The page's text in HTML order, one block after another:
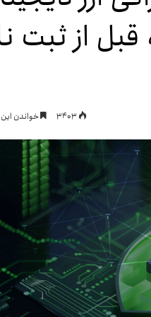
که قبل از ثبت
خواندن این مطلب 5